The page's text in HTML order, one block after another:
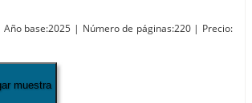
Año base:2025 | Número de páginas:220 | Precio:
muestra